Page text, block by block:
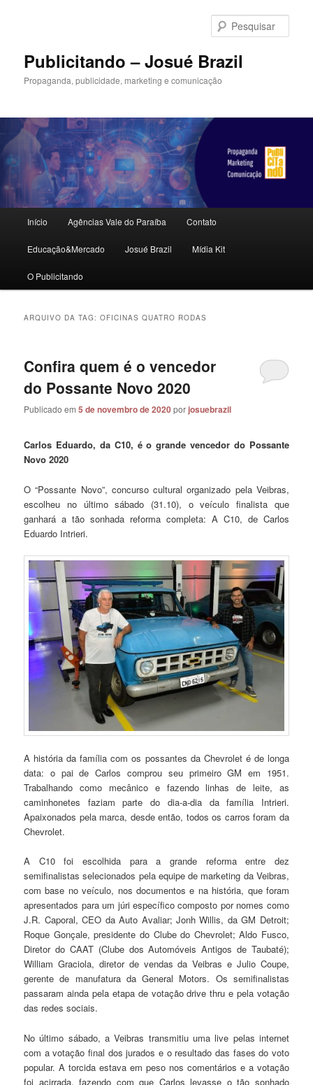
principal
secundárioPublicitando – Josué Brazil
Propaganda, publicidade, marketing e comunicação
principal
Início Agências Vale do Paraíba Contato
Educação&Mercado Josué Brazil Mídia Kit
O Publicitando
ARQUIVO DA TAG:OFICINAS QUATRO RODAS
Confira quem é o vencedor
do Possante Novo 2020
Publicado em5 de novembro de 2020porjosuebrazil
Carlos Eduardo, da C10, é o grande vencedor do Possante
Novo 2020
O “Possante Novo”, concurso cultural organizado pela Veibras,
escolheu no último sábado (31.10), o veículo finalista que
ganhará a tão sonhada reforma completa: A C10, de Carlos
Eduardo Intrieri.
A história da família com os possantes da Chevrolet é de longa
data: o pai de Carlos comprou seu primeiro GM em 1951.
Trabalhando como mecânico e fazendo linhas de leite, as
caminhonetes faziam parte do dia-a-dia da família Intrieri.
Apaixonados pela marca, desde então, todos os carros foram da
Chevrolet.
A C10 foi escolhida para a grande reforma entre dez
semifinalistas selecionados pela equipe de marketing da Veibras,
com base no veículo, nos documentos e na história, que foram
apresentados para um júri específico composto por nomes como
J.R. Caporal, CEO da Auto Avaliar; Jonh Willis, da GM Detroit;
Roque Gonçale, presidente do Clube do Chevrolet; Aldo Fusco,
Diretor do CAAT (Clube dos Automóveis Antigos de Taubaté);
William Graciola, diretor de vendas da Veibras e Julio Coupe,
gerente de manufatura da General Motors. Os semifinalistas
passaram ainda pela etapa de votação drive thru e pela votação
das redes sociais.
No último sábado, a Veibras transmitiu uma live pelas internet
com a votação final dos jurados e o resultado das fases do voto
popular. A torcida estava em peso nos comentários e a votação
foi acirrada, fazendo com que Carlos levasse o tão sonhado